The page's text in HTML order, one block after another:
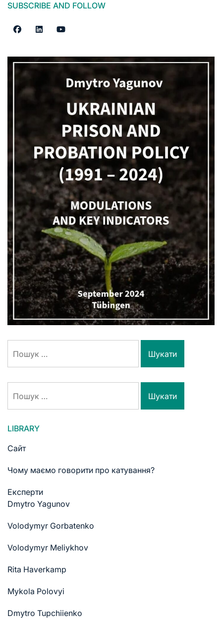
SUBSCRIBE AND FOLLOW
LIBRARY
Сайт
Чому маємо говорити про катування?
Експерти
Dmytro Yagunov
Volodymyr Gorbatenko
Volodymyr Meliykhov
Rita Haverkamp
Mykola Polovyi
Dmytro Tupchiienko